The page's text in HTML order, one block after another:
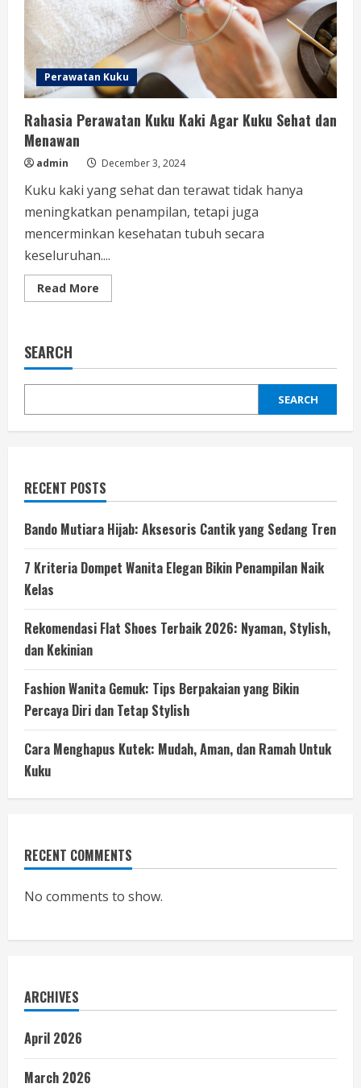
Perawatan Kuku
Rahasia Perawatan Kuku Kaki Agar Kuku Sehat dan
Menawan
admin December 3, 2024
Kuku kaki yang sehat dan terawat tidak hanya
meningkatkan penampilan, tetapi juga
mencerminkan kesehatan tubuh secara
keseluruhan....
Read More
more
Agar
Sehat
Menawan
SEARCH
SEARCH
RECENT POSTS
Bando Mutiara Hijab: Aksesoris Cantik yang Sedang Tren
7 Kriteria Dompet Wanita Elegan Bikin Penampilan Naik
Kelas
Rekomendasi Flat Shoes Terbaik 2026: Nyaman, Stylish,
dan Kekinian
Fashion Wanita Gemuk: Tips Berpakaian yang Bikin
Percaya Diri dan Tetap Stylish
Cara Menghapus Kutek: Mudah, Aman, dan Ramah Untuk
Kuku
RECENT COMMENTS
No comments to show.
ARCHIVES
April 2026
March 2026